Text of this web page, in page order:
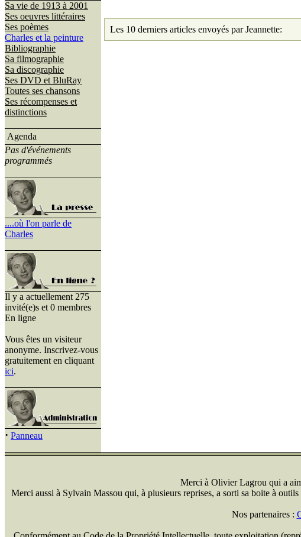
Sa vie de 1913 à 2001
Ses oeuvres littéraires
Ses poèmes
Charles et la peinture
Bibliographie
Sa filmographie
Sa discographie
Ses DVD et BluRay
Toutes ses chansons
Ses récompenses et
distinctions
Agenda
Pas d'événements
programmés
....où l'on parle de
Charles
Il y a actuellement 275
invité(e)s et 0 membres
En ligne
Vous êtes un visiteur
anonyme. Inscrivez-vous
gratuitement en cliquant
ici.
· Panneau
Les 10 derniers articles envoyés par Jeannette:
Merci à Olivier Lagrou qui a
Merci aussi à Sylvain Massou qui, à plusieurs reprises, a sorti sa boite à
Nos partenaires :